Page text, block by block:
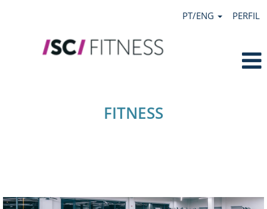
PT/ENG PERFIL
FITNESS